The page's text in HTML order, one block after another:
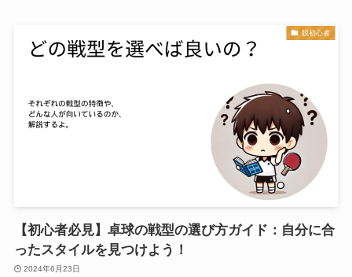
脱初心者
【初心者必見】卓球の戦型の選び方ガイド：自分に合
ったスタイルを見つけよう！
2024年6月23日